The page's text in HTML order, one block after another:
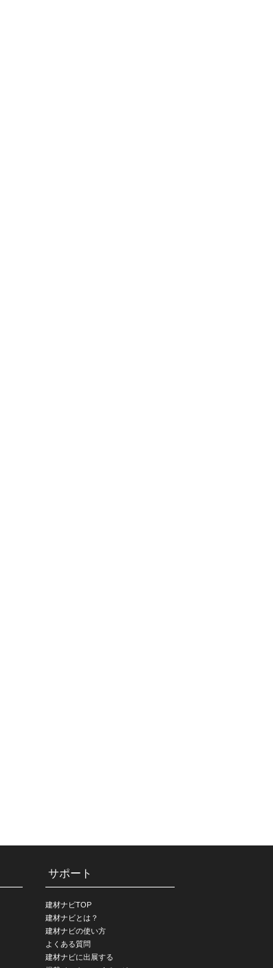
サポート
建材ナビTOP
建材ナビとは？
建材ナビの使い方
よくある質問
建材ナビに出展する